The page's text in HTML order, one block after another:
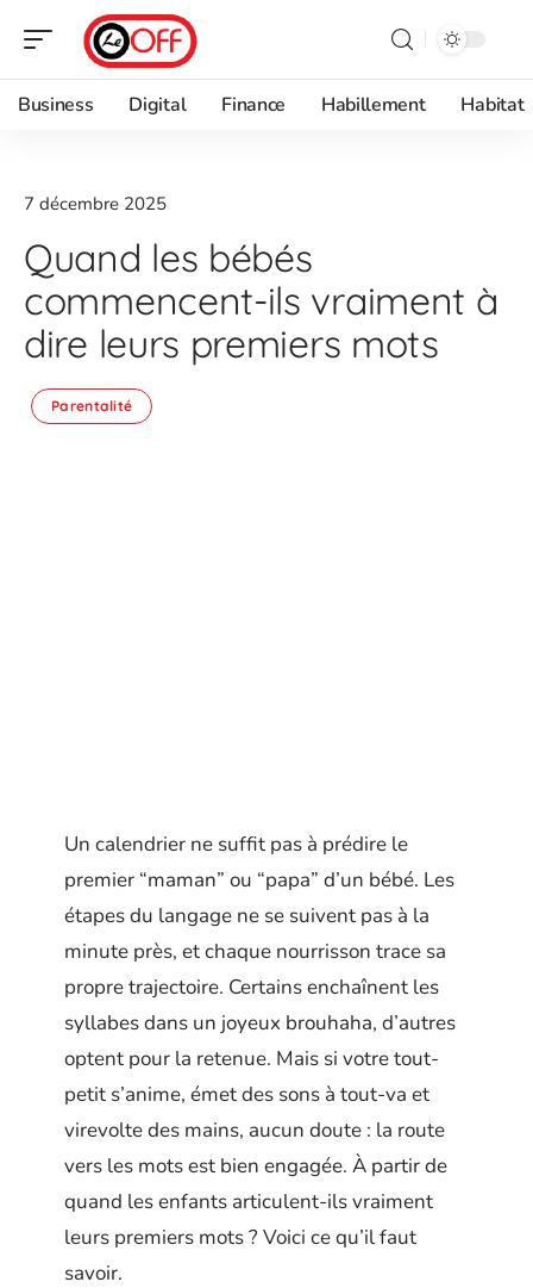
Business Digital Finance Habillement Habitat
7 décembre 2025
Quand les bébés
commencent-ils vraiment à
dire leurs premiers mots
Parentalité
Un calendrier ne suffit pas à prédire le
premier “maman” ou “papa” d’un bébé. Les
étapes du langage ne se suivent pas à la
minute près, et chaque nourrisson trace sa
propre trajectoire. Certains enchaînent les
syllabes dans un joyeux brouhaha, d’autres
optent pour la retenue. Mais si votre tout-
petit s’anime, émet des sons à tout-va et
virevolte des mains, aucun doute : la route
vers les mots est bien engagée. À partir de
quand les enfants articulent-ils vraiment
leurs premiers mots ? Voici ce qu’il faut
savoir.